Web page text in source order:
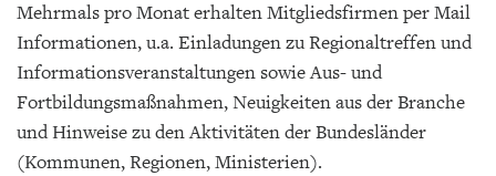
Mehrmals pro Monat erhalten Mitgliedsfirmen per Mail
Informationen, u.a. Einladungen zu Regionaltreffen und
Informationsveranstaltungen sowie Aus- und
Fortbildungsmaßnahmen, Neuigkeiten aus der Branche
und Hinweise zu den Aktivitäten der Bundesländer
(Kommunen, Regionen, Ministerien).